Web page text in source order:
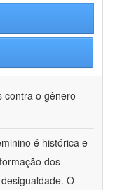
contra o gênero
é histórica e
dos
O